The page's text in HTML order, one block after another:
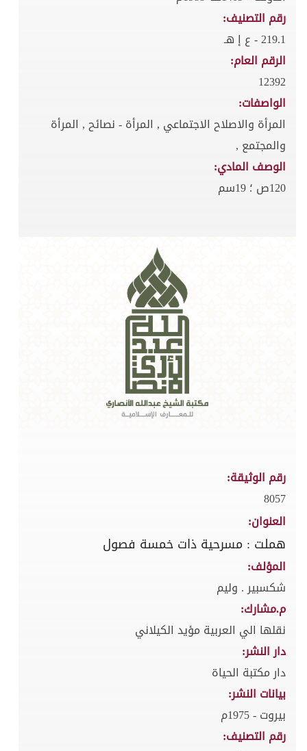
رقم التصنيف:
219.1 - ع إ هـ
الرقم العام:
12392
الواصفات:
المرأة والاصلاح الاجتماعي , المرأة - نصائح , المرأة
والمجتمع ,
الوصف المادي:
120ص ؛ 19سم
رقم الوثيقة:
8057
العنوان:
هملت : مسرحية ذات خمسة فصول
المؤلف:
شكسبير . وليم
م.مشارك:
نقلها الي العربية مؤيد الكيلاني
دار النشر:
دار مكتبة الحياة
بيانات النشر:
بيروت - 1975م
رقم التصنيف: